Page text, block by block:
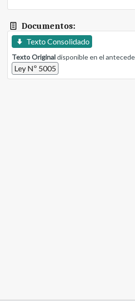
Documentos:
Texto Consolidado
Texto Originaldisponible en el
Ley Nº 5005